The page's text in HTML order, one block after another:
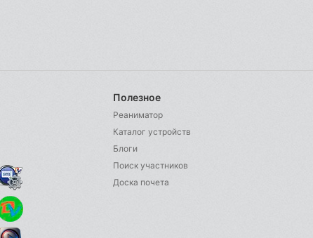
Полезное
Реаниматор
Каталог устройств
Блоги
Поиск участников
Доска почета